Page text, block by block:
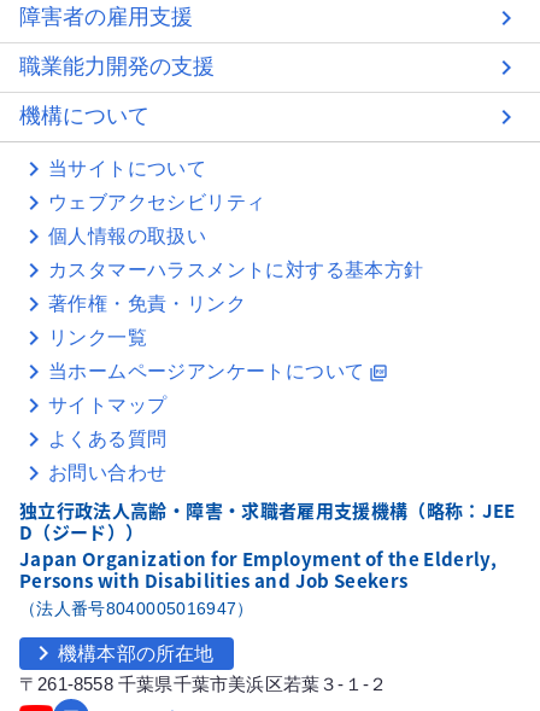
障害者の雇用支援
職業能力開発の支援
機構について
当サイトについて
ウェブアクセシビリティ
個人情報の取扱い
カスタマーハラスメントに対する基本方針
著作権・免責・リンク
リンク一覧
当ホームページアンケートについて picture_as_pdf
サイトマップ
よくある質問
お問い合わせ
独立行政法人高齢・障害・求職者雇用支援機構（略称：JEE
D（ジード））
Japan Organization for Employment of the Elderly,
Persons with Disabilities and Job Seekers
（法人番号8040005016947）
chevron_right 機構本部の所在地
〒261-8558 千葉県千葉市美浜区若葉３-１-２